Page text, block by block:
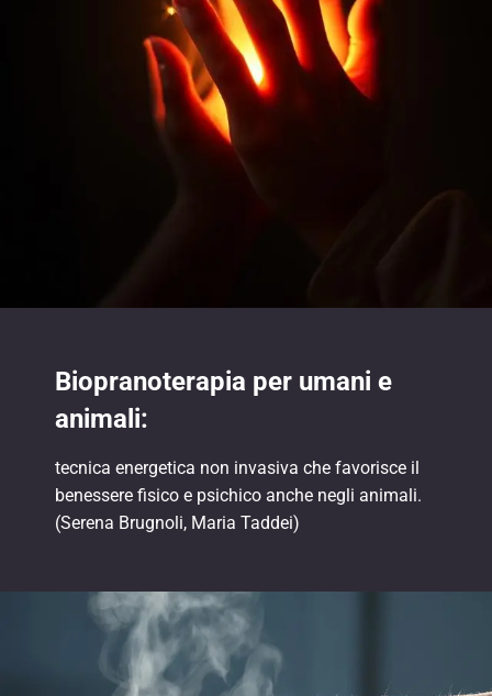
Biopranoterapia per umani e
animali:
tecnica energetica non invasiva che favorisce il
benessere fisico e psichico anche negli animali.
(Serena Brugnoli, Maria Taddei)